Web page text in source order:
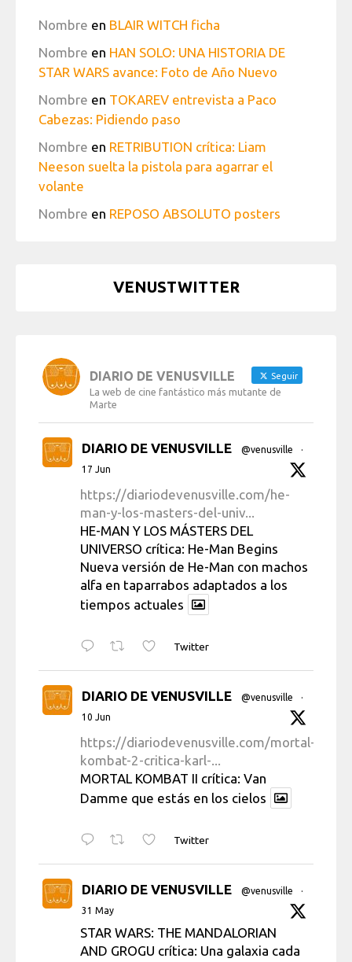
Nombre en BLAIR WITCH ficha
Nombre en HAN SOLO: UNA HISTORIA DE
STAR WARS avance: Foto de Año Nuevo
Nombre en TOKAREV entrevista a Paco
Cabezas: Pidiendo paso
Nombre en RETRIBUTION crítica: Liam
Neeson suelta la pistola para agarrar el
volante
Nombre en REPOSO ABSOLUTO posters
VENUSTWITTER
DIARIO DE VENUSVILLE Seguir
La web de cine fantástico más mutante de
Marte
DIARIO DE VENUSVILLE @venusville
·
17 Jun
https://diariodevenusville.com/he-
man-y-los-masters-del-univ...
HE-MAN Y LOS MÁSTERS DEL
UNIVERSO crítica: He-Man Begins
Nueva versión de He-Man con machos
alfa en taparrabos adaptados a los
tiempos actuales
Twitter
DIARIO DE VENUSVILLE @venusville
·
10 Jun
https://diariodevenusville.com/mortal-
kombat-2-critica-karl-...
MORTAL KOMBAT II crítica: Van
Damme que estás en los cielos
Twitter
DIARIO DE VENUSVILLE @venusville
·
31 May
STAR WARS: THE MANDALORIAN
AND GROGU crítica: Una galaxia cada